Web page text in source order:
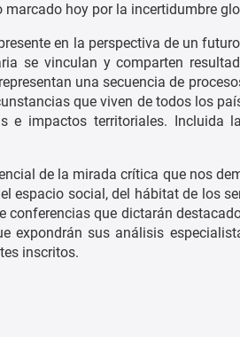
hoy por la incertidumbre
en la perspectiva de un
se vinculan y comparten
una secuencia de
que viven de todos los
e impactos territoriales. Incluida
de la mirada crítica que nos
espacio social, del hábitat de los
conferencias que dictarán
expondrán sus análisis
inscritos.